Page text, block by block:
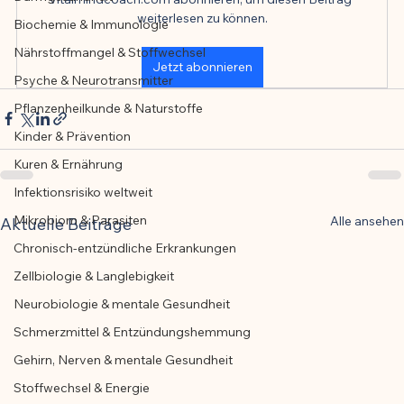
Der Artikel wurde mit Unterstützung von
KI erstellt und redaktionell geprüft vom
angegebenen Autor
Biochemie & Immunologie
Nährstoffmangel & Stoffwechsel
Psyche & Neurotransmitter
Pflanzenheilkunde & Naturstoffe
Kinder & Prävention
Kuren & Ernährung
Infektionsrisiko weltweit
Mikrobiom & Parasiten
Chronisch-entzündliche Erkrankungen
Zellbiologie & Langlebigkeit
Neurobiologie & mentale Gesundheit
Schmerzmittel & Entzündungshemmung
Gehirn, Nerven & mentale Gesundheit
Stoffwechsel & Energie
weiterlesen zu können.
Jetzt abonnieren
Aktuelle Beiträge Alle ansehen